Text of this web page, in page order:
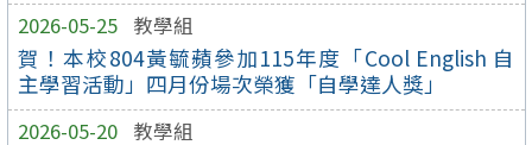
2026-05-25 教學組
賀！本校804黃毓蘋參加115年度「Cool English 自
主學習活動」四月份場次榮獲「自學達人獎」
2026-05-20 教學組